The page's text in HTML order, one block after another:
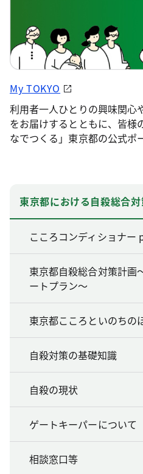
My TOKYO
利用者一人ひとりの興味関心
をお届けするとともに、皆様
なでつくる」東京都の公式ポ
東京都における自殺総合対
こころコンディショナー
東京都自殺総合対策計画
ートプラン～
東京都こころといのちの
自殺対策の基礎知識
自殺の現状
ゲートキーパーについて
相談窓口等